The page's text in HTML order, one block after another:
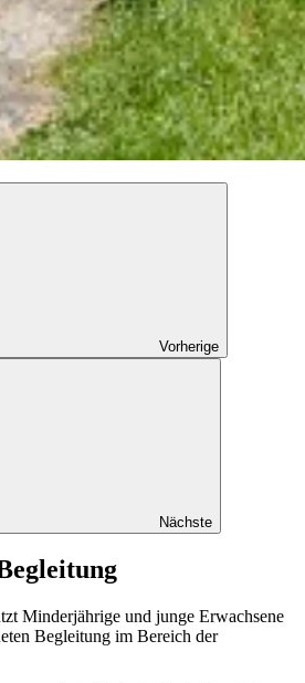
Vorherige
Nächste
Minderjährige und junge Erwachsene
Begleitung im Bereich der